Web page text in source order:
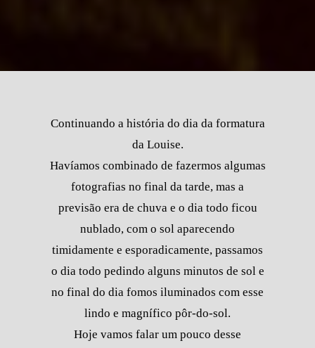
Continuando a história do dia da formatura
da Louise.
Havíamos combinado de fazermos algumas
fotografias no final da tarde, mas a
previsão era de chuva e o dia todo ficou
nublado, com o sol aparecendo
timidamente e esporadicamente, passamos
o dia todo pedindo alguns minutos de sol e
no final do dia fomos iluminados com esse
lindo e magnífico pôr-do-sol.
Hoje vamos falar um pouco desse